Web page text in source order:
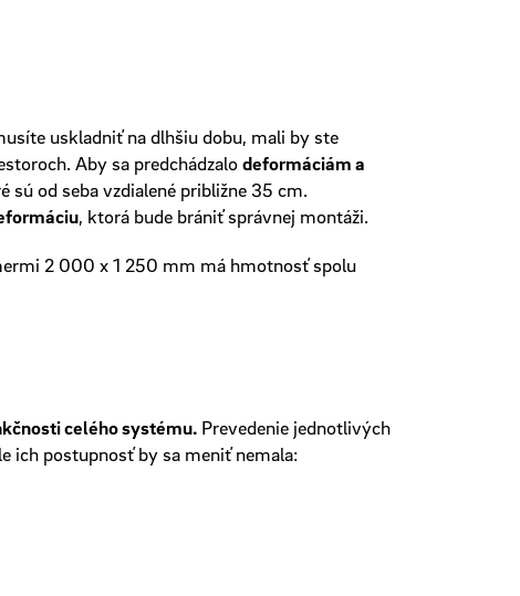
uskladniť na dlhšiu dobu, mali by ste
Aby sa predchádzalodeformáciám a
sú od seba vzdialené približne 35 cm.
, ktorá bude brániť správnej montáži.
2 000 x 1 250 mm má hmotnosť spolu
celého systému.Prevedenie jednotlivých
ich postupnosť by sa meniť nemala: